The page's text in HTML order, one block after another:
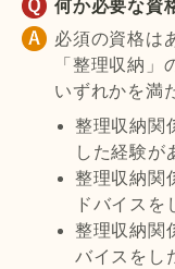
何か必要な資
必須の資格は
「整理収納
いずれかを満
整理収納関
した経験が
整理収納関
ドバイスを
整理収納関
バイスをし